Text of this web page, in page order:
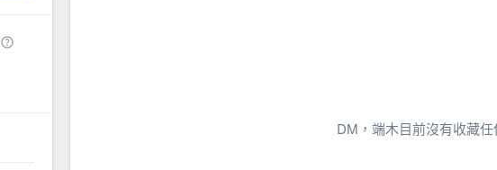
DM，端木目前沒有收藏任